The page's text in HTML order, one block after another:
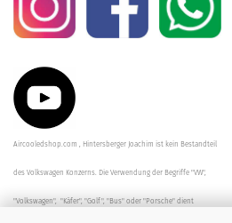
Aircooledshop.com , Hintersberger Joachim ist kein Bestandteil
des Volkswagen Konzerns. Die Verwendung der Begriffe "VW",
"Volkswagen", "Käfer", "Golf", "Bus" oder "Porsche" dient